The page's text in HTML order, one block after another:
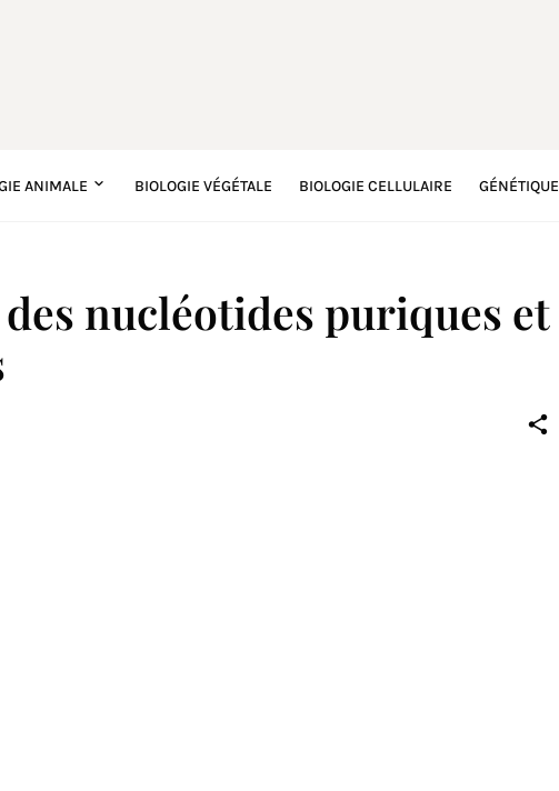
ANIMALE BIOLOGIE VÉGÉTALE BIOLOGIE CELLULAIRE GÉNÉTIQUE
nucléotides puriques et